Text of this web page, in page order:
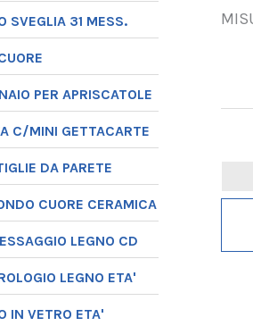
SVEGLIA 31 MESS.
PER APRISCATOLE
C/MINI GETTACARTE
DA PARETE
CUORE CERAMICA
LEGNO CD
LEGNO ETA'
IN VETRO ETA'